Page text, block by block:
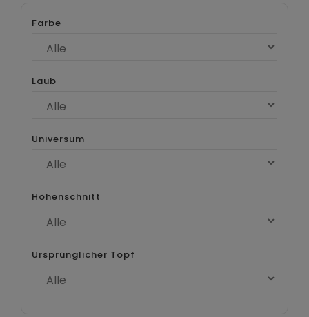
Farbe
Laub
Universum
Höhenschnitt
Ursprünglicher Topf